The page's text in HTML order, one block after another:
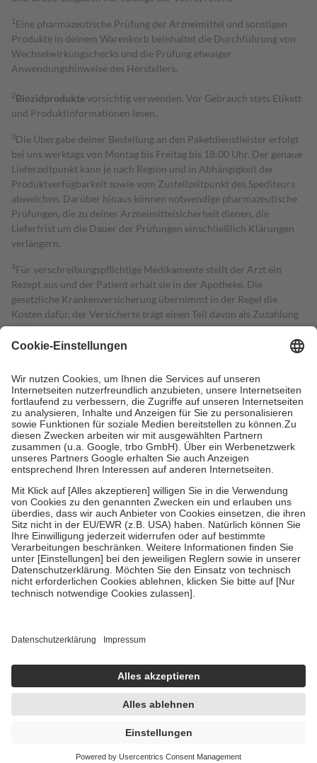
1 Eine pharmazeutische Prüfung der Arzneimittel und sonstigen
Produkte in deinem Warenkorb beinhaltet die Durchführung von
Wechselwirkungschecks und die Prüfung etwaiger
Anwendungshinweise des Herstellers.
2Biozidproduktevorsichtig verwenden. Vor Gebrauch stets Etikett
und Produktinformationen lesen.
3Die Übergabe deiner Bestellung an den Paketdienstleister erfolgt
bei uns werktags von Montag bis Freitag bis 18:00 Uhr. Der genaue
Lieferzeitpunkt kann je nach Region und in Abhängigkeit der
Produktverfügbarkeit sowie vom Zustellzeitpunkt des Spediteurs
abweichen. Darüber hinaus können notwendige pharmazeutische
Prüfungen, die zu deiner Arzneimittelsicherheit dienen, die
Lieferfrist um die Dauer der Prüfungen einschließlich Klärungen
verlängern.
4Für verschreibungspflichtige Medikamente stellt der Arzt ein
Rezept aus und der Patient erhält sie in der Apotheke. Die
gesetzliche Krankenversicherung übernimmt in der Regel die
Kosten dafür, der Versicherte trägt einen Teil davon als Zuzahlung
mit.
Grundsätzlich leisten Mitglieder Zuzahlungen in Höhe von zehn
höchstens zehn Euro.
Es sind jedoch nie mehr als die tatsächlichen
Kosten der Leistung zu entrichten.
Diese Regeln gelten grundsätzlich auch für Online-Apotheken.
Bei Heilmitteln und häuslicher Krankenpflege beträgt die
Zuzahlung zehn Prozent der Kosten sowie zehn Euro je
Verordnung.
Um das Engagement der Versicherten für ihre eigene Gesundheit zu
stärken und die besondere Stellung der Familie zu unterstützen,
fallenkeine Zuzahlungenan bei:
• Kindern und Jugendlichen bis zum vollendeten 18. Lebensjahr
mit Ausnahme der Fahrkosten
• Untersuchungen zur Vorsorge und Früherkennung, die von der
GKV getragen werden
• empfohlenen Schutzimpfungen
• Harn- und Blutteststreifen
getroffen, um sicherzustellen, dass es sich um echte Bewertungen
https://help.etrusted.com/hc/de/articles/4419944605341
Einige Bilder und Inhalte wurden unter Zuhilfenahme künstlicher